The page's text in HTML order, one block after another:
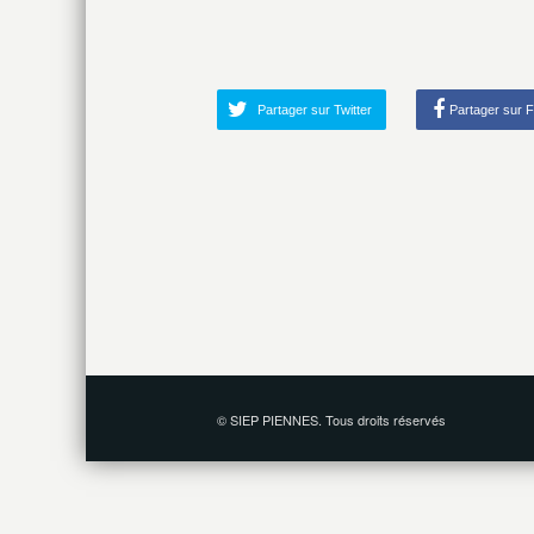
Partager sur Twitter Partager sur
© SIEP PIENNES. Tous droits réservés